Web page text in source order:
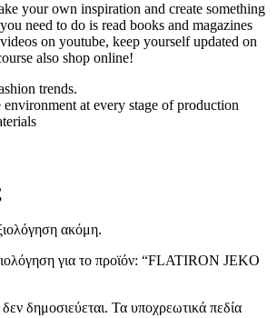
your own inspiration and create something
need to do is read books and magazines
on youtube, keep yourself updated on
also shop online!
trends.
environment at every stage of production
ακόμη.
για το προϊόν: “FLATIRON JEKO
δημοσιεύεται. Τα υποχρεωτικά πεδία